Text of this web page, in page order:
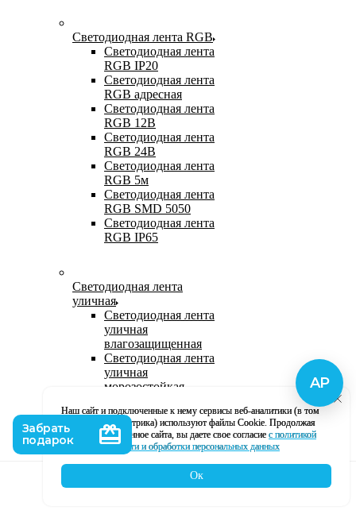
Светодиодная лента RGB
Светодиодная лента
RGB IP20
Светодиодная лента
RGB адресная
Светодиодная лента
RGB 12В
Светодиодная лента
RGB 24В
Светодиодная лента
RGB 5м
Светодиодная лента
RGB SMD 5050
Светодиодная лента
RGB IP65
Светодиодная лента
уличная
Светодиодная лента
уличная
влагозащищенная
Светодиодная лента
уличная
морозостойкая
светодиодная лента
220В
Светодиодная лента
уличная в силиконе
Наш сайт и подключенные к нему сервисы веб-аналитики (в том
числе, Яндекс Метрика) используют файлы Cookie. Продолжая
использование данное сайта, вы даете свое согласие с политикой
кофиденциальности и обработки персональных данных
Ок